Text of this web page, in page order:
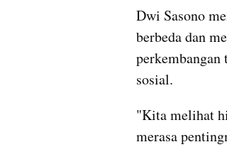
Dwi Sasono
berbeda dan
sosial.
"Kita melihat
merasa